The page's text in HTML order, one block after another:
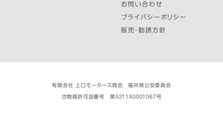
お問い合わせ
プライバシーポリシー
販売・勧誘方針
有限会社 上口モータース商会 福井県公安委員会
古物商許可証番号 第521140001067号